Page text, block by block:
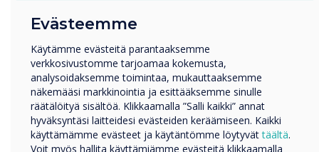
space will inspire.
Visit us
Clevertouch & Frem Showroom
4 Clerkenwell Road, London EC1M 5RJ
We welcome visitors by appointment to ensure
Evästeemme
Käytämme evästeitä parantaaksemme
verkkosivustomme tarjoamaa kokemusta,
analysoidaksemme toimintaa, mukauttaaksemme
näkemääsi markkinointia ja esittääksemme sinulle
räätälöityä sisältöä. Klikkaamalla ”Salli kaikki” annat
hyväksyntäsi laitteidesi evästeiden keräämiseen. Kaikki
käyttämämme evästeet ja käytäntömme löytyvättäältä.
Voit myös hallita käyttämiämme evästeitä klikkaamalla
Millä toimialalla työskentelet
Koulutus
Yritys
Muut
Yrityksen nimi